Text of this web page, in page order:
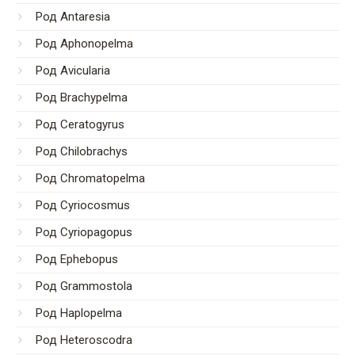
Род Antaresia
Род Aphonopelma
Род Avicularia
Род Brachypelma
Род Ceratogyrus
Род Chilobrachys
Род Chromatopelma
Род Cyriocosmus
Род Cyriopagopus
Род Ephebopus
Род Grammostola
Род Haplopelma
Род Heteroscodra